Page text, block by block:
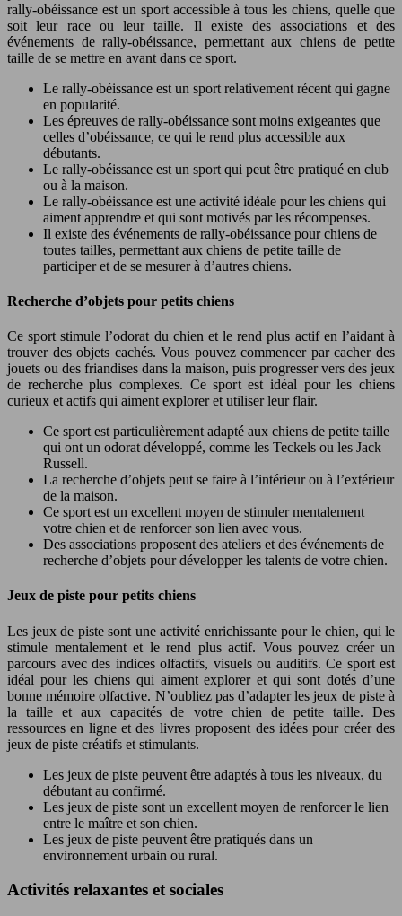
rally-obéissance est un sport accessible à tous les chiens, quelle que
soit leur race ou leur taille. Il existe des associations et des
événements de rally-obéissance, permettant aux chiens de petite
taille de se mettre en avant dans ce sport.
Le rally-obéissance est un sport relativement récent qui gagne
en popularité.
Les épreuves de rally-obéissance sont moins exigeantes que
celles d’obéissance, ce qui le rend plus accessible aux
débutants.
Le rally-obéissance est un sport qui peut être pratiqué en club
ou à la maison.
Le rally-obéissance est une activité idéale pour les chiens qui
aiment apprendre et qui sont motivés par les récompenses.
Il existe des événements de rally-obéissance pour chiens de
toutes tailles, permettant aux chiens de petite taille de
participer et de se mesurer à d’autres chiens.
Recherche d’objets pour petits chiens
Ce sport stimule l’odorat du chien et le rend plus actif en l’aidant à
trouver des objets cachés. Vous pouvez commencer par cacher des
jouets ou des friandises dans la maison, puis progresser vers des jeux
de recherche plus complexes. Ce sport est idéal pour les chiens
curieux et actifs qui aiment explorer et utiliser leur flair.
Ce sport est particulièrement adapté aux chiens de petite taille
qui ont un odorat développé, comme les Teckels ou les Jack
Russell.
La recherche d’objets peut se faire à l’intérieur ou à l’extérieur
de la maison.
Ce sport est un excellent moyen de stimuler mentalement
votre chien et de renforcer son lien avec vous.
Des associations proposent des ateliers et des événements de
recherche d’objets pour développer les talents de votre chien.
Jeux de piste pour petits chiens
Les jeux de piste sont une activité enrichissante pour le chien, qui le
stimule mentalement et le rend plus actif. Vous pouvez créer un
parcours avec des indices olfactifs, visuels ou auditifs. Ce sport est
idéal pour les chiens qui aiment explorer et qui sont dotés d’une
bonne mémoire olfactive. N’oubliez pas d’adapter les jeux de piste à
la taille et aux capacités de votre chien de petite taille. Des
ressources en ligne et des livres proposent des idées pour créer des
jeux de piste créatifs et stimulants.
Les jeux de piste peuvent être adaptés à tous les niveaux, du
débutant au confirmé.
Les jeux de piste sont un excellent moyen de renforcer le lien
entre le maître et son chien.
Les jeux de piste peuvent être pratiqués dans un
environnement urbain ou rural.
Activités relaxantes et sociales